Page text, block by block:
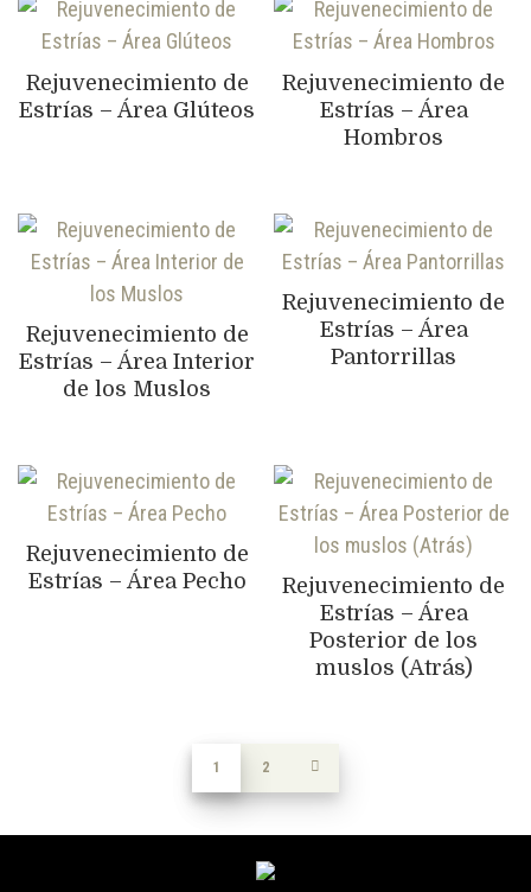
Rejuvenecimiento de
Estrías – Área Glúteos
Rejuvenecimiento de
Estrías – Área
Hombros
Rejuvenecimiento de
Estrías – Área Interior
de los Muslos
Rejuvenecimiento de
Estrías – Área
Pantorrillas
Rejuvenecimiento de
Estrías – Área Pecho
Rejuvenecimiento de
Estrías – Área
Posterior de los
muslos (Atrás)
1 2 →